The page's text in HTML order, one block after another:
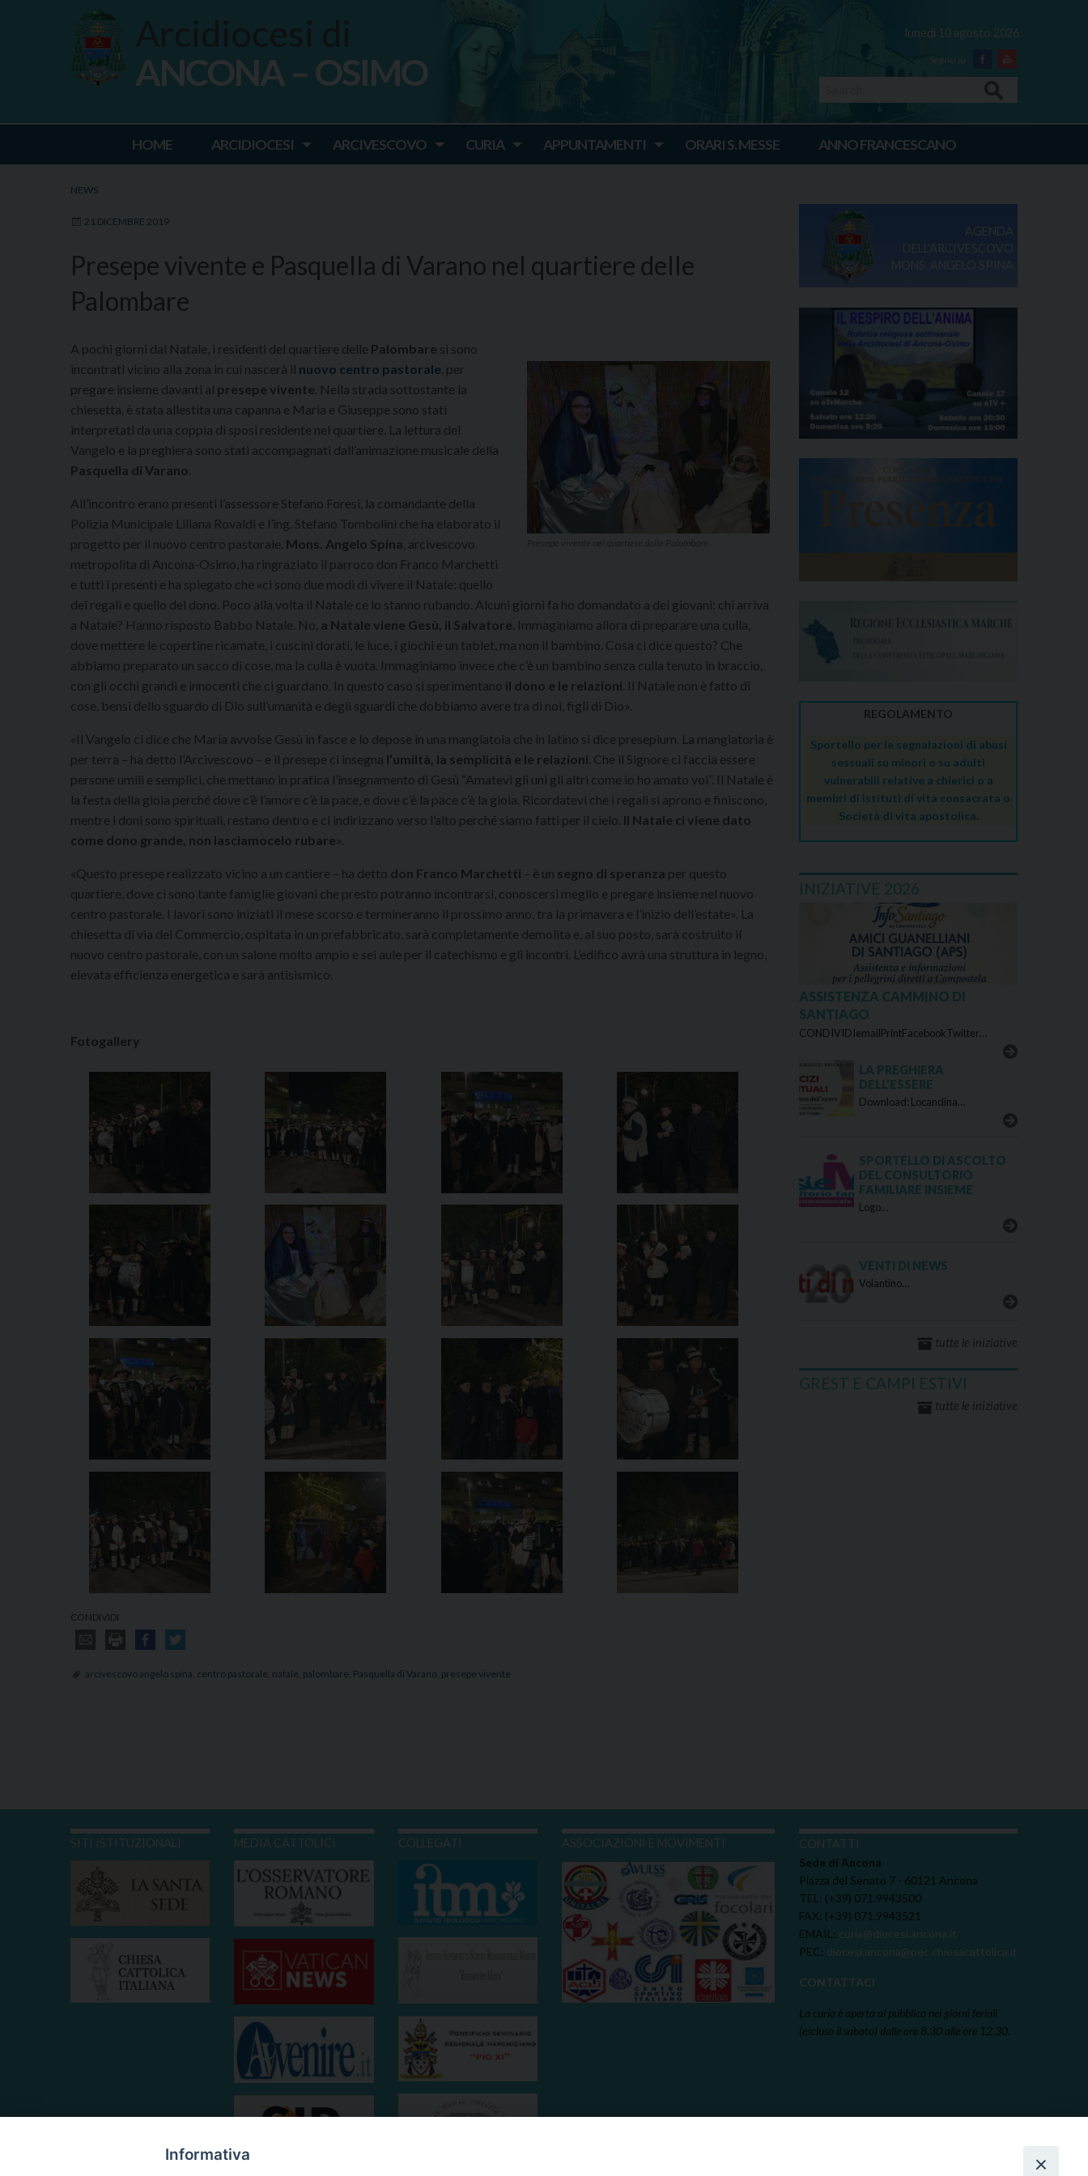
lunedì 10 agosto 2026
Facebook
Youtube
Ancona Osimo
ANCONA – OSIMO
HOME ARCIDIOCESI ARCIVESCOVO CURIA APPUNTAMENTI ORARI S. MESSE ANNO FRANCESCANO
NEWS
21 DICEMBRE 2019
Presepe vivente e Pasquella di Varano nel quartiere delle
Palombare
A pochi giorni dal Natale, i residenti del quartiere delle Palombare si sono
incontrati vicino alla zona in cui nascerà il nuovo centro pastorale , per
pregare insieme davanti al presepe vivente . Nella strada sottostante la
chiesetta, è stata allestita una capanna e Maria e Giuseppe sono stati
interpretati da una coppia di sposi residente nel quartiere. La lettura del
Vangelo e la preghiera sono stati accompagnati dall’animazione musicale della
Pasquella di Varano
All’incontro erano presenti l’assessore Stefano Foresi, la comandante della
Polizia Municipale Liliana Rovaldi e l’ing. Stefano Tombolini che ha elaborato il
progetto per il nuovo centro pastorale. Mons. Angelo Spina , arcivescovo
metropolita di Ancona-Osimo, ha ringraziato il parroco don Franco Marchetti
e tutti i presenti e ha spiegato che «ci sono due modi di vivere il Natale: quello
dei regali e quello del dono. Poco alla volta il Natale ce lo stanno rubando. Alcuni giorni fa ho domandato a dei giovani: chi arriva
a Natale? Hanno risposto Babbo Natale. No, a Natale viene Gesù, il Salvatore . Immaginiamo allora di preparare una culla,
dove mettere le copertine ricamate, i cuscini dorati, le luce, i giochi e un tablet, ma non il bambino. Cosa ci dice questo? Che
abbiamo preparato un sacco di cose, ma la culla è vuota. Immaginiamo invece che c’è un bambino senza culla tenuto in braccio,
con gli occhi grandi e innocenti che ci guardano. In questo caso si sperimentano il dono e le relazioni . Il Natale non è fatto di
cose, bensì dello sguardo di Dio sull’umanità e degli sguardi che dobbiamo avere tra di noi, figli di Dio».
«Il Vangelo ci dice che Maria avvolse Gesù in fasce e lo depose in una mangiatoia che in latino si dice presepium. La mangiatoria è
per terra – ha detto l’Arcivescovo – e il presepe ci insegna l’umiltà, la semplicità e le relazioni . Che il Signore ci faccia essere
persone umili e semplici, che mettano in pratica l’insegnamento di Gesù “Amatevi gli uni gli altri come io ho amato voi”. Il Natale è
la festa della gioia perché dove c’è l’amore c’è la pace, e dove c’è la pace c’è la gioia. Ricordatevi che i regali si aprono e finiscono,
mentre i doni sono spirituali, restano dentro e ci indirizzano verso l’alto perché siamo fatti per il cielo. Il Natale ci viene dato
come dono grande, non lasciamocelo rubare».
«Questo presepe realizzato vicino a un cantiere – ha detto don Franco Marchetti – è un segno di speranza per questo
quartiere, dove ci sono tante famiglie giovani che presto potranno incontrarsi, conoscersi meglio e pregare insieme nel nuovo
centro pastorale. I lavori sono iniziati il mese scorso e termineranno il prossimo anno, tra la primavera e l’inizio dell’estate». La
chiesetta di via del Commercio, ospitata in un prefabbricato, sarà completamente demolita e, al suo posto, sarà costruito il
nuovo centro pastorale, con un salone molto ampio e sei aule per il catechismo e gli incontri. L’edifico avrà una struttura in legno,
elevata efficienza energetica e sarà antisismico.
Fotogallery
CONDIVIDI
arcivescovo angelo spina centro pastorale natale palombare Pasquella di Varano presepe vivente
AGENDA
DELL'ARCIVESCOVO
REGOLAMENTO
Sportello per le segnalazioni di abusi
sessuali su minori o su adulti
vulnerabili relative a chierici o a
membri di Istituti di vita consacrata o
Società di vita apostolica.
INIZIATIVE 2026
ASSISTENZA CAMMINO DI
SANTIAGO
CONDIVIDIemailPrintFacebookTwitter…
LA PREGHIERA
DELL’ESSERE
Download: Locandina…
SPORTELLO DI ASCOLTO
DEL CONSULTORIO
FAMILIARE INSIEME
Logo…
VENTI DI NEWS
Volantino…
tutte le iniziative
GREST E CAMPI ESTIVI
tutte le iniziative
SITI ISTITUZIONALI MEDIA CATTOLICI COLLEGATI ASSOCIAZIONI E MOVIMENTI
CONTATTI
Sede di Ancona
Piazza del Senato 7 - 60121 Ancona
TEL: (+39) 071.9943500
FAX: (+39) 071.9943521
EMAIL: curia@diocesi.ancona.it
PEC: diocesi.ancona@pec.chiesacattolica.it
CONTATTACI
La curia è aperta al pubblico nei giorni feriali
(escluso il sabato) dalle ore 8.30 alle ore 12.30.
Informativa